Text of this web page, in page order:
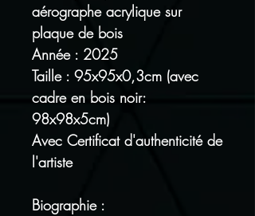
aérographe acrylique sur
plaque de bois
Année : 2025
Taille : 95x95x0,3cm (avec
cadre en bois noir:
98x98x5cm)
Avec Certificat d'authenticité de
l'artiste
Biographie :